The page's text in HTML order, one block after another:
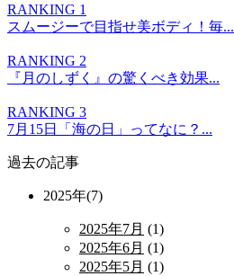
RANKING 1
スムージーで目指せ美ボディ！毎...
RANKING 2
『月のしずく』の驚くべき効果...
RANKING 3
7月15日「海の日」ってなに？...
過去の記事
2025年(7)
2025年7月 (1)
2025年6月 (1)
2025年5月 (1)